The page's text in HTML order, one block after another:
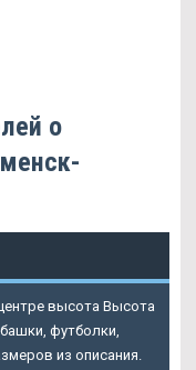
о
высота Высота
футболки,
из описания.